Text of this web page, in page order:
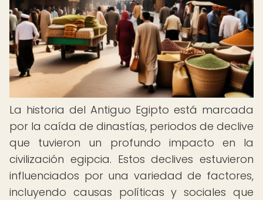
La historia del Antiguo Egipto está marcada
por la caída de dinastías, periodos de declive
que tuvieron un profundo impacto en la
civilización egipcia. Estos declives estuvieron
influenciados por una variedad de factores,
incluyendo causas políticas y sociales que